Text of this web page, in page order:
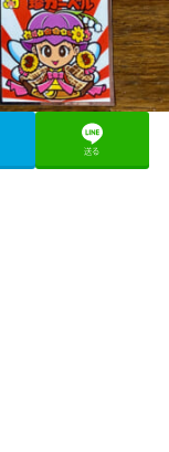
送る